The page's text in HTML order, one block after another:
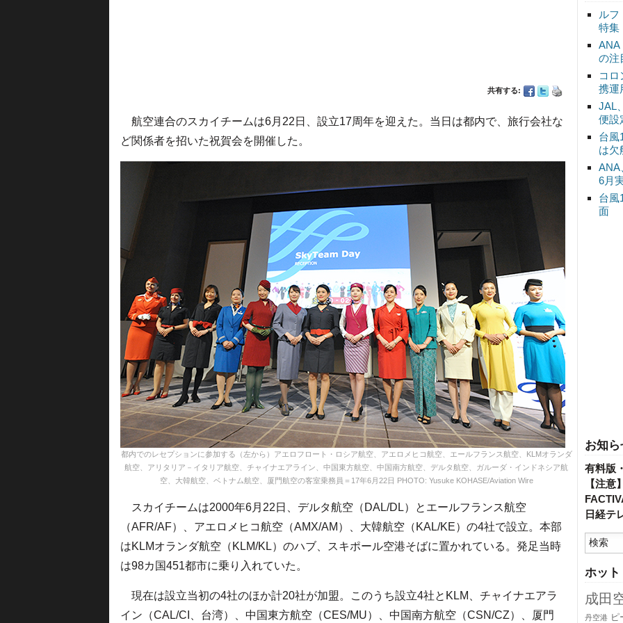
ル
特集
ANA
の注
コ
携運
JAL
便設
台
は欠
ANA
6月
台風
面
お知ら
有料版
【注
日経テ
ホッ
成田
丹空港 ピ
共有する:
航空連合のスカイチームは6月22日、設立17周年を迎えた。当日は都内で、旅行会社な
ど関係者を招いた祝賀会を開催した。
都内でのレセプションに参加する（左から）アエロフロート・ロシア航空、アエロメヒコ航空、エールフランス航空、KLMオランダ
航空、アリタリア－イタリア航空、チャイナエアライン、中国東方航空、中国南方航空、デルタ航空、ガルーダ・インドネシア航
空、大韓航空、ベトナム航空、厦門航空の客室乗務員＝17年6月22日 PHOTO: Yusuke KOHASE/Aviation Wire
スカイチームは2000年6月22日、デルタ航空（DAL/DL）とエールフランス航空
（AFR/AF）、アエロメヒコ航空（AMX/AM）、大韓航空（KAL/KE）の4社で設立。本部
はKLMオランダ航空（KLM/KL）のハブ、スキポール空港そばに置かれている。発足当時
は98カ国451都市に乗り入れていた。
現在は設立当初の4社のほか計20社が加盟。このうち設立4社とKLM、チャイナエアラ
イン（CAL/CI、台湾）、中国東方航空（CES/MU）、中国南方航空（CSN/CZ）、厦門